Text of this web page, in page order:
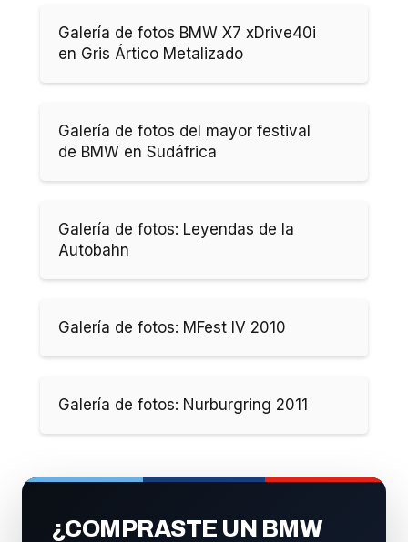
Galería de fotos BMW X7 xDrive40i
en Gris Ártico Metalizado
Galería de fotos del mayor festival
de BMW en Sudáfrica
Galería de fotos: Leyendas de la
Autobahn
Galería de fotos: MFest IV 2010
Galería de fotos: Nurburgring 2011
¿COMPRASTE UN BMW